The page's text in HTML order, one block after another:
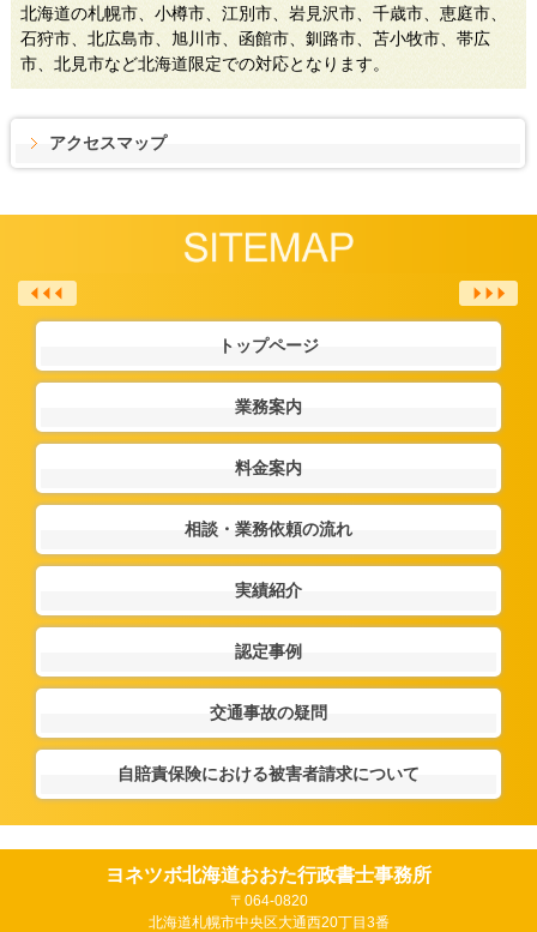
北海道の札幌市、小樽市、江別市、岩見沢市、千歳市、恵庭市、
石狩市、北広島市、旭川市、函館市、釧路市、苫小牧市、帯広
市、北見市など北海道限定での対応となります。
アクセスマップ
トップページ
業務案内
料金案内
相談・業務依頼の流れ
実績紹介
認定事例
交通事故の疑問
自賠責保険における被害者請求について
ヨネツボ北海道おおた行政書士事務所
〒064-0820
北海道札幌市中央区大通西20丁目3番